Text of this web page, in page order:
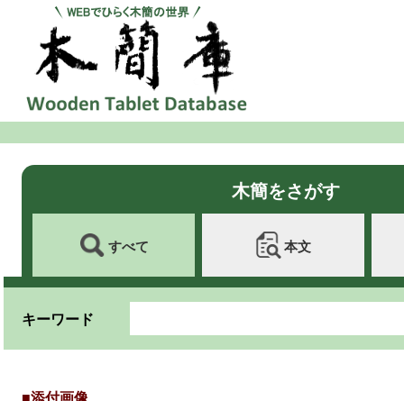
木簡をさがす
すべて 本文
キーワード
■添付画像